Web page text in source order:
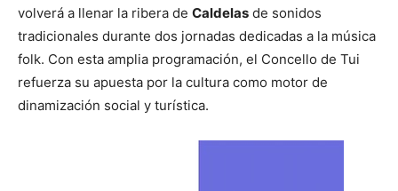
volverá a llenar la ribera de Caldelas de sonidos
tradicionales durante dos jornadas dedicadas a la música
folk. Con esta amplia programación, el Concello de Tui
refuerza su apuesta por la cultura como motor de
dinamización social y turística.